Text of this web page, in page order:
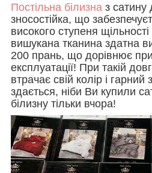
Постільна білизна з сатину
зносостійка, що
високого ступеня
вишукана тканина здатна
200 прань, що дорівнює
експлуатації! При такій
втрачає свій колір і гарний
здається, ніби Ви купили
білизну тільки вчора!